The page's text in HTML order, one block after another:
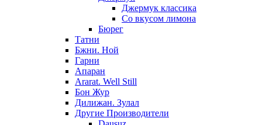
Джермук классика
Со вкусом лимона
Бюрег
Татни
Бжни. Ной
Гарни
Апаран
Ararat. Well Still
Бон Жур
Дилижан. Зулал
Другие Производители